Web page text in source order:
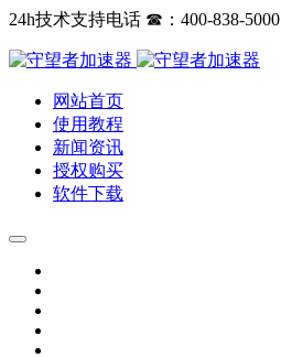
24h技术支持电话 ☎：400-838-5000
网站首页
使用教程
新闻资讯
授权购买
软件下载